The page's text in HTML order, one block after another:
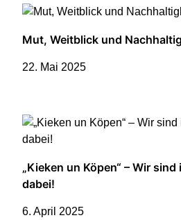
Mut, Weitblick und
22. Mai 2025
„Kieken un Köpen“ – Wir
dabei!
6. April 2025